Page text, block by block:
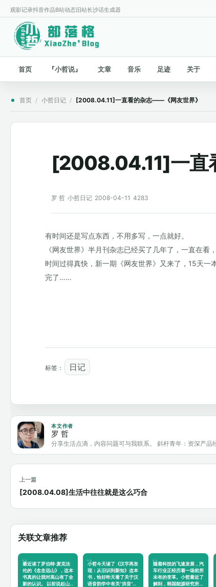
观影记录抖音作品B站动态 旧站长沙话生成器
首页 『小哲说』 文章 音乐 足迹 关于
首页 / 小哲日记 / [2008.04.11]一直看的杂志——《网友世界》
[2008.04.11]一直
罗 哲 小哲日记 2008-04-11 4283
有时间还是写点东西，不用多写，一点就好。
《网友世界》半月刊杂志已经买了几年了，一直在看
时间过得真快，新一期《网友世界》又来了，15天
完了……
标签： 日记
本文作者
罗 哲
分享生活点滴，内容问题可与我联系。 斜杆青年：资深产
上一篇
[2008.04.08]生活中往往就是这么巧合
关联文章推荐
最近读了罗伯特·麦克法
伦的《念念远山》，这本
书真的让我对高山有了全
新的认识。 以前说起山…
小哲今天读了《汉字再发
现：从旧识到新知》这本
书，恰好昨天看了关于汉
语音韵学中有关“洪音”…
随着科技的飞速发展，汽
车行业正经历着一场前所
未有的变革。小哲最近了
解到，韩国能源研究所…